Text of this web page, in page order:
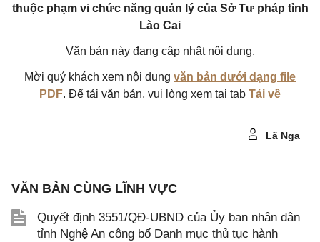
thuộc phạm vi chức năng quản lý của Sở Tư pháp tỉnh
Lào Cai
Văn bản này đang cập nhật nội dung.
Mời quý khách xem nội dung văn bản dưới dạng file
PDF. Để tải văn bản, vui lòng xem tại tab Tải về
Lã Nga
VĂN BẢN CÙNG LĨNH VỰC
Quyết định 3551/QĐ-UBND của Ủy ban nhân dân
tỉnh Nghệ An công bố Danh mục thủ tục hành